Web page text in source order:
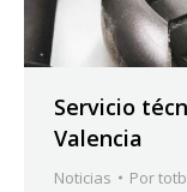
Servicio
Valencia
Noticias Por